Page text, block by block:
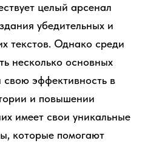
целый арсенал
убедительных и
текстов. Однако среди
несколько основных
свою эффективность в
и повышении
имеет свои уникальные
которые помогают